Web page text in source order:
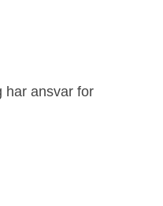
har ansvar for